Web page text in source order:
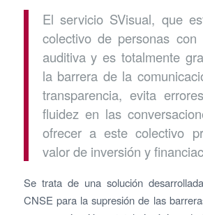
El servicio SVisual, que
colectivo de personas con
auditiva y es totalmente
la barrera de la
transparencia, evita
fluidez en las
ofrecer a este colectivo
valor de inversión y
Se trata de una solución
CNSE para la supresión de las